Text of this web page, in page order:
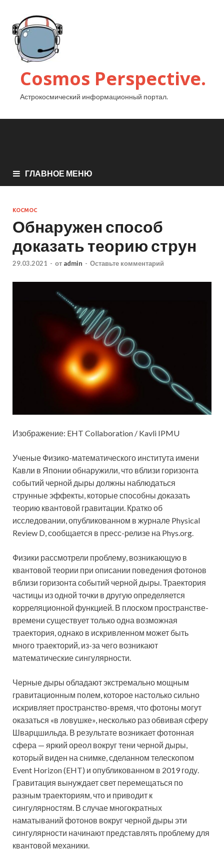
Cosmos Perspective.
Астрокосмический информационный портал.
ГЛАВНОЕ МЕНЮ
КОСМОС
Обнаружен способ
доказать теорию струн
29.03.2021 - от admin - Оставьте комментарий
Изображение: EHT Collaboration / Kavli IPMU
Ученые Физико-математического института имени
Кавли в Японии обнаружили, что вблизи горизонта
событий черной дыры должны наблюдаться
струнные эффекты, которые способны доказать
теорию квантовой гравитации. Кратко об
исследовании, опубликованном в журнале Physical
Review D, сообщается в пресс-релизе на Phys.org.
Физики рассмотрели проблему, возникающую в
квантовой теории при описании поведения фотонов
вблизи горизонта событий черной дыры. Траектория
частицы из одной точки в другую определяется
корреляционной функцией. В плоском пространстве-
времени существует только одна возможная
траектория, однако в искривленном может быть
много траекторий, из-за чего возникают
математические сингулярности.
Черные дыры обладают экстремально мощным
гравитационным полем, которое настолько сильно
искривляет пространство-время, что фотоны могут
оказаться «в ловушке», несколько раз обвивая сферу
Шварцшильда. В результате возникает фотонная
сфера — яркий ореол вокруг тени черной дыры,
который виден на снимке, сделанном телескопом
Event Horizon (EHT) и опубликованном в 2019 году.
Гравитация вынуждает свет перемещаться по
разным траекториям, что и приводит к
сингулярностям. В случае многократных
наматываний фотонов вокруг черной дыры эти
сингулярности начинают представлять проблему для
квантовой механики.